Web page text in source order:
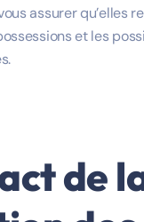
assurer qu’elles
et les
de